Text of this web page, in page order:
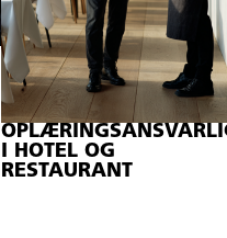
I HOTEL OG
RESTAURANT